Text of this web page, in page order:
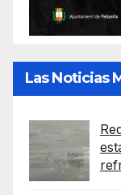
Las Noticias